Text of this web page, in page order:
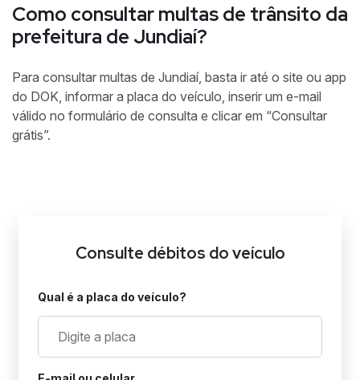
Como consultar multas de trânsito da
prefeitura de Jundiaí?
Para consultar multas de Jundiaí, basta ir até o site ou app
do DOK, informar a placa do veículo, inserir um e-mail
válido no formulário de consulta e clicar em “Consultar
grátis”.
Consulte débitos do veículo
Qual é a placa do veículo?